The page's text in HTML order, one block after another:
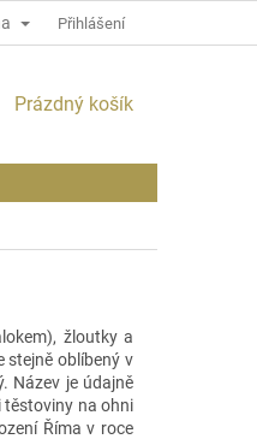
WEBU Přihlášení
NÁKUPNÍ
Prázdný košík
žloutky a
stejně oblíbený v
Název je údajně
těstoviny na ohni
Říma v roce